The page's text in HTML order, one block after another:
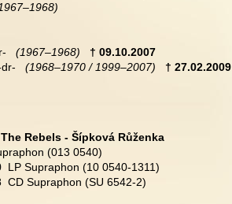
   (1967–1968)
† 09.10.2007
dr-
(1968–1970 / 1999–2007) † 27.02.2009
The Rebels - Šípková Růženka
(013 0540)
LP Supraphon (10 0540-1311)
CD Supraphon (SU 6542-2)